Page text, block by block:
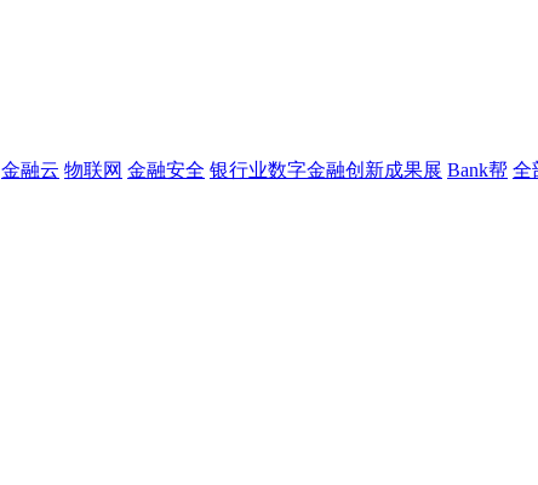
金融云 物联网 金融安全 银行业数字金融创新成果展 Bank帮 全